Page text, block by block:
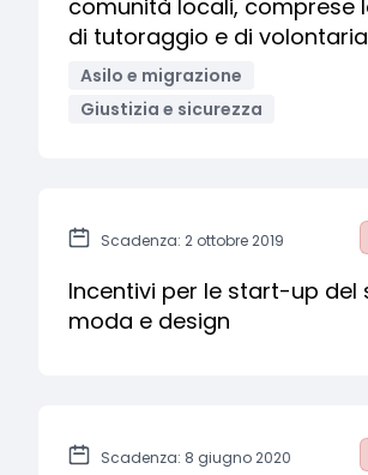
comunità locali, comprese
di tutoraggio e di
Asilo e migrazione
Giustizia e sicurezza
Scadenza: 2 ottobre 2019
Incentivi per le start-up del
moda e design
Scadenza: 8 giugno 2020